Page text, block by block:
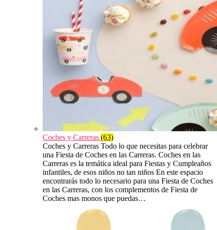
Coches y Carreras (63)
Coches y Carreras Todo lo que necesitas para celebrar
una Fiesta de Coches en las Carreras. Coches en las
Carreras es la temática ideal para Fiestas y Cumpleaños
infantiles, de esos niños no tan niños En este espacio
encontrarás todo lo necesario para una Fiesta de Coches
en las Carreras, con los complementos de Fiesta de
Coches mas monos que puedas…